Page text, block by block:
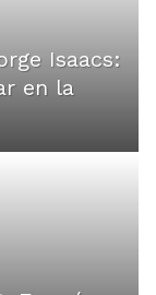
Isaacs:
en la